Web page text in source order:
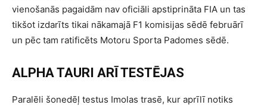
vienošanās pagaidām nav oficiāli apstiprināta FIA un tas
tikšot izdarīts tikai nākamajā F1 komisijas sēdē februārī
un pēc tam ratificēts Motoru Sporta Padomes sēdē.
ALPHA TAURI ARĪ TESTĒJAS
Paralēli šonedēļ testus Imolas trasē, kur aprīlī notiks